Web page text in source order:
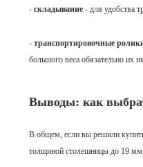
- складывание - для удобства
- транспортировочные
большого веса обязательно их
Выводы: как
В общем, если вы решили
толщиной столешницы до 19